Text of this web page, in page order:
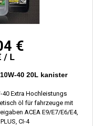
€
/ L
40 20L kanister
40 Extra Hochleistungs
öl für fahrzeuge mit
ACEA E9/E7/E6/E4,
CI-4